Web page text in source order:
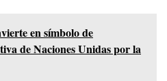
en símbolo de
de Naciones Unidas por la